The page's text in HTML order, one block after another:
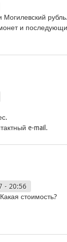
Могилевский
и
e-mail.
- 20:56
стоимость?